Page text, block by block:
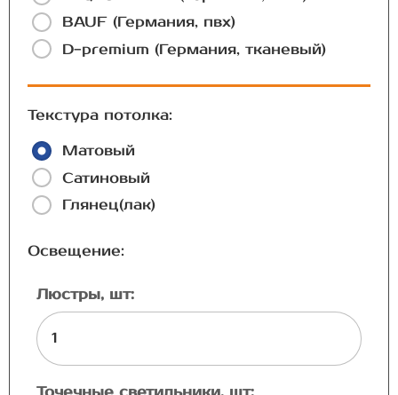
BAUF (Германия, пвх)
D-premium (Германия, тканевый)
Текстура потолка:
Матовый
Сатиновый
Глянец(лак)
Освещение:
Люстры, шт: